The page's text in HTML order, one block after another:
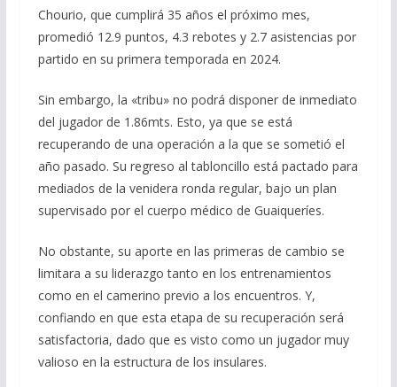
Chourio, que cumplirá 35 años el próximo mes,
promedió 12.9 puntos, 4.3 rebotes y 2.7 asistencias por
partido en su primera temporada en 2024.
Sin embargo, la «tribu» no podrá disponer de inmediato
del jugador de 1.86mts. Esto, ya que se está
recuperando de una operación a la que se sometió el
año pasado. Su regreso al tabloncillo está pactado para
mediados de la venidera ronda regular, bajo un plan
supervisado por el cuerpo médico de Guaiqueríes.
No obstante, su aporte en las primeras de cambio se
limitara a su liderazgo tanto en los entrenamientos
como en el camerino previo a los encuentros. Y,
confiando en que esta etapa de su recuperación será
satisfactoria, dado que es visto como un jugador muy
valioso en la estructura de los insulares.